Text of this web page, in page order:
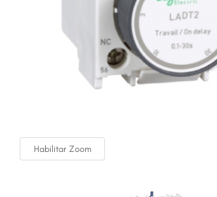
Habilitar Zoom